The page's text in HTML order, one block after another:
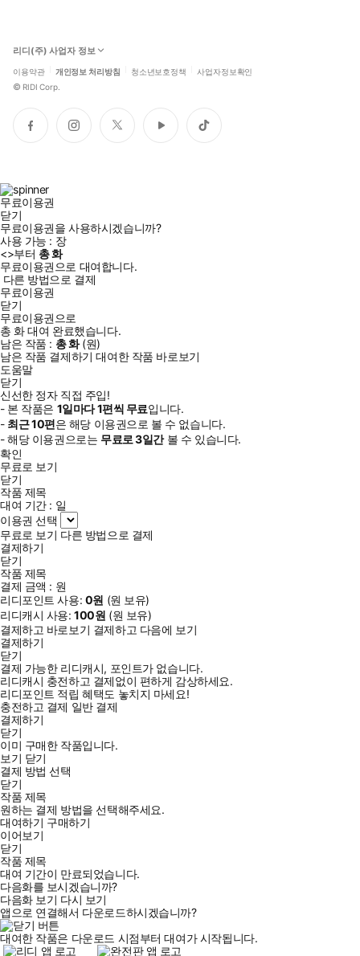
리디(주) 사업자 정보
이용약관 개인정보 처리방침 청소년보호정책 사업자정보확인
© RIDI Corp.
페
이
인
스
트
위
유
튜
틱
톡
무료이용권
닫기
무료이용권을 사용하시겠습니까?
사용 가능 : 장
<>부터 총화
무료이용권으로 대여합니다.
다른 방법으로 결제
무료이용권
닫기
무료이용권으로
총 화대여 완료했습니다.
남은 작품 : 총화(원)
남은 작품 결제하기 대여한 작품 바로보기
도움말
닫기
신선한 정자 직접 주입!
- 본 작품은 1일마다1편씩 무료입니다.
- 최근10편은 해당 이용권으로 볼 수 없습니다.
- 해당 이용권으로는 무료로3일간볼 수 있습니다.
확인
무료로 보기
닫기
작품 제목
대여 기간 : 일
이용권 선택
무료로 보기 다른 방법으로 결제
결제하기
닫기
작품 제목
결제 금액 : 원
리디포인트 사용: 0원 (원 보유)
리디캐시 사용:100원 (원 보유)
결제하고 바로보기 결제하고 다음에 보기
결제하기
닫기
결제 가능한 리디캐시, 포인트가 없습니다.
리디캐시 충전하고 결제없이 편하게 감상하세요.
리디포인트 적립 혜택도 놓치지 마세요!
충전하고 결제 일반 결제
결제하기
닫기
이미 구매한 작품입니다.
보기 닫기
결제 방법 선택
닫기
작품 제목
원하는 결제 방법을 선택해주세요.
대여하기 구매하기
이어보기
닫기
작품 제목
대여 기간이 만료되었습니다.
다음화를 보시겠습니까?
다음화 보기 다시 보기
앱으로 연결해서 다운로드하시겠습니까?
대여한 작품은 다운로드 시점부터 대여가 시작됩니다.